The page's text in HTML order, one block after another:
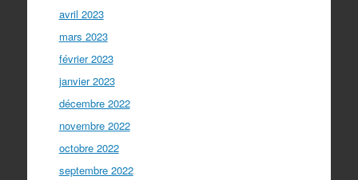
avril 2023
mars 2023
février 2023
janvier 2023
décembre 2022
novembre 2022
octobre 2022
septembre 2022